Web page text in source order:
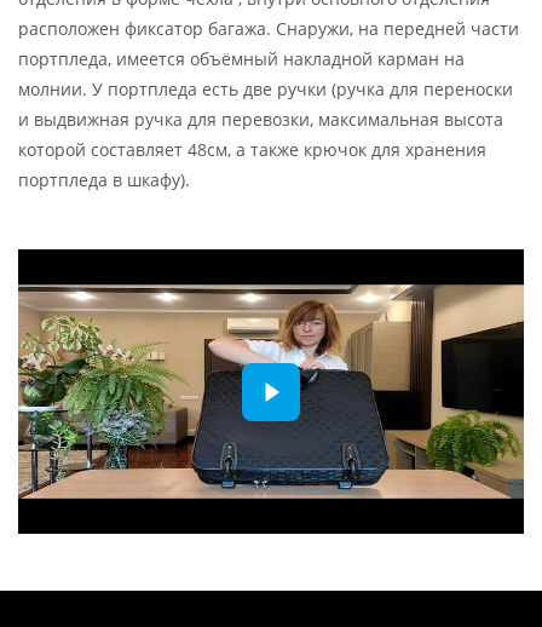
расположен фиксатор багажа. Снаружи, на передней части
портпледа, имеется объёмный накладной карман на
молнии. У портпледа есть две ручки (ручка для переноски
и выдвижная ручка для перевозки, максимальная высота
которой составляет 48см, а также крючок для хранения
портпледа в шкафу).